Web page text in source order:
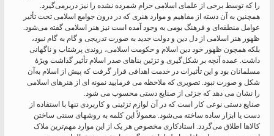
را که توسط برخی از علمای اسلامی حرام شمرده نشده را نیز دربرمی‌گیرد.
همچنین به‌ آن دسته از مفاهیم و موارد هنری که در درون جوامع اسلامی تحت تأثیر
عوامل منطقه‌ای و فرهنگ بومی به وجود آمده است نیز هنر اسلامی گفته می‌شود.
ظهور هنر اسلامی از دل دین و دولت جدید به صورت تدریجی و گام به گام نبود،
بلکه همچون ظهور خود دین اسلام و حکومت اسلامی، روندی پرشتاب و ناگهانی
داشت. عمده آنچه بر شکل‌گیری و تزئین بناهای صدر اسلام تأثیر گذاشت ویژهٔ
مسلمانان بود و این تأثیرات در خدمت اهدافی قرار گرفت که پیش از اسلام به‌آن
شکل و صورت نبود. تصویری که ملاحظه می فرمایید نمونه ای از هنرهای اسلامی
را نشان می دهد که جزئی از صنایع دستی محسوب می شود.
صنایع دستی نوعی کار است که در آن لوازم تزئینی و کاربردی تنها با استفاده از
دست یا ابزار ساده ساخته می‌شود. معمولاً این کلمه به روشهای سنتی ساختن
کالاها اطلاق می‌گردد. استادکاری مخصوص هر یک از این موارد مهم‌ترین ملاک